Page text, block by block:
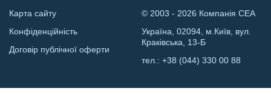
Карта сайту
Конфіденційність
Договір публічної оферти
© 2003 - 2026 Компанія СЕА
Україна, 02094, м.Київ, вул.
Краківська, 13-Б
тел.: +38 (044) 330 00 88